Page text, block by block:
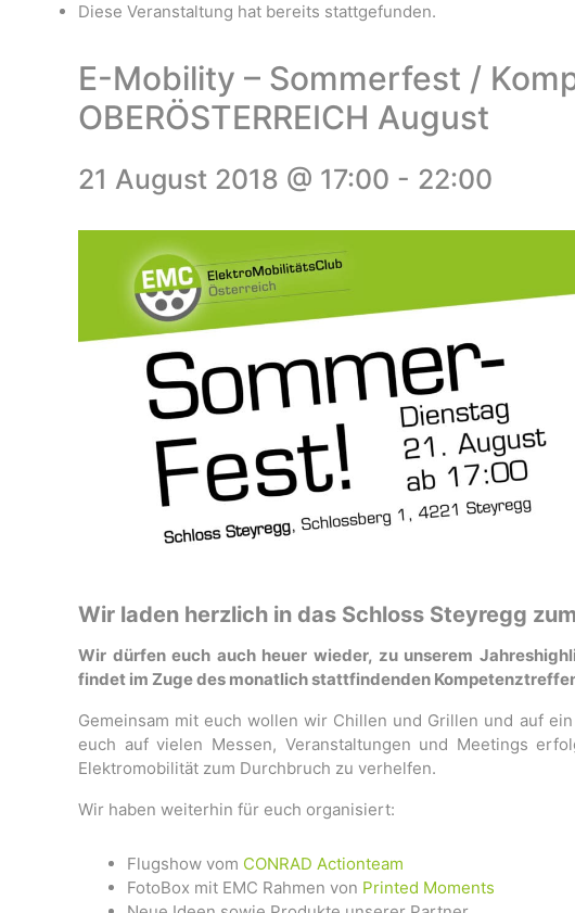
Diese Veranstaltung hat bereits stattgefunden.
E-Mobility – Sommerfest /
OBERÖSTERREICH August
21 August 2018 @ 17:00 - 22:00
Wir laden herzlich in das Schloss Steyregg
Wir dürfen euch auch heuer wieder, zu unserem
findet im Zuge des monatlich stattfindenden
Gemeinsam mit euch wollen wir Chillen und Grillen und auf
euch auf vielen Messen, Veranstaltungen und Meetings
Elektromobilität zum Durchbruch zu verhelfen.
Wir haben weiterhin für euch organisiert:
Flugshow vom CONRAD Actionteam
FotoBox mit EMC Rahmen von Printed Moments